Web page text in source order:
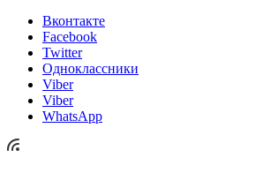
Вконтакте
Facebook
Twitter
Одноклассники
Viber
Viber
WhatsApp